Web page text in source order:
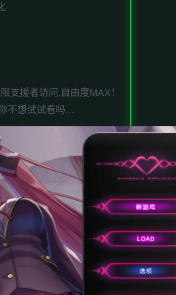
支援者访问,自由度MAX！
不想试试看吗…